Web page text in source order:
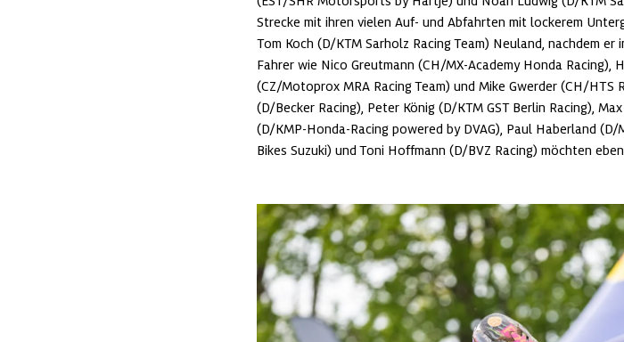
Strecke mit ihren vielen Auf- und Abfahrten mit lockerem
Tom Koch (D/KTM Sarholz Racing Team) Neuland, nachdem
Fahrer wie Nico Greutmann (CH/MX-Academy Honda Racing),
(CZ/Motoprox MRA Racing Team) und Mike Gwerder (CH/
(D/Becker Racing), Peter König (D/KTM GST Berlin Racing),
(D/KMP-Honda-Racing powered by DVAG), Paul Haberland
Bikes Suzuki) und Toni Hoffmann (D/BVZ Racing) möchten